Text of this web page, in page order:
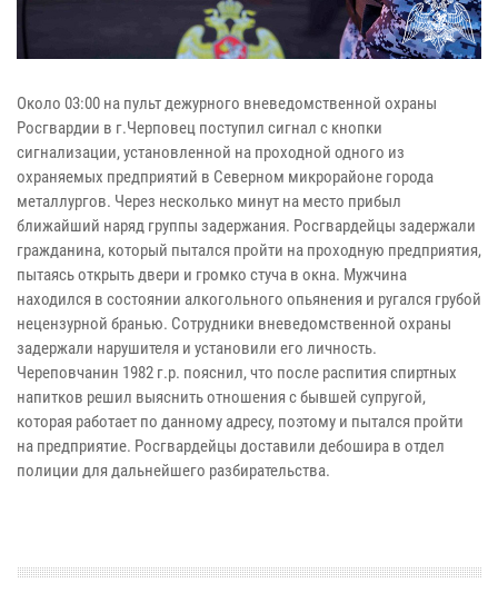
Около 03:00 на пульт дежурного вневедомственной охраны
Росгвардии в г.Черповец поступил сигнал с кнопки
сигнализации, установленной на проходной одного из
охраняемых предприятий в Северном микрорайоне города
металлургов. Через несколько минут на место прибыл
ближайший наряд группы задержания. Росгвардейцы задержали
гражданина, который пытался пройти на проходную предприятия,
пытаясь открыть двери и громко стуча в окна. Мужчина
находился в состоянии алкогольного опьянения и ругался грубой
нецензурной бранью. Сотрудники вневедомственной охраны
задержали нарушителя и установили его личность.
Череповчанин 1982 г.р. пояснил, что после распития спиртных
напитков решил выяснить отношения с бывшей супругой,
которая работает по данному адресу, поэтому и пытался пройти
на предприятие. Росгвардейцы доставили дебошира в отдел
полиции для дальнейшего разбирательства.